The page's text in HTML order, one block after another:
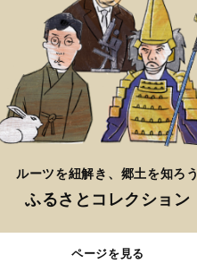
ルーツを紐解き、郷土を知ろう
ふるさとコレクション
ページを見る